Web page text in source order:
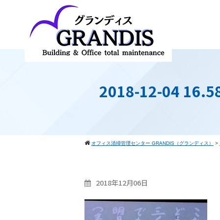
2018-12-04
オフィス清掃管理センター GRANDIS（グランディス） >
2018年12月06日